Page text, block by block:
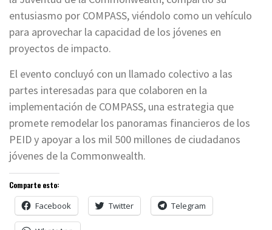
entusiasmo por COMPASS, viéndolo como un vehículo
para aprovechar la capacidad de los jóvenes en
proyectos de impacto.
El evento concluyó con un llamado colectivo a las
partes interesadas para que colaboren en la
implementación de COMPASS, una estrategia que
promete remodelar los panoramas financieros de los
PEID y apoyar a los mil 500 millones de ciudadanos
jóvenes de la Commonwealth.
Comparte esto:
Facebook Twitter Telegram